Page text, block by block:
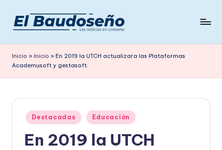
Saltar
contenido
e
ri
d
en
Inicio » Inicio » En 2019 la UTCH actualizara las Plataformas
Academusoft y gestasoft.
Publicado
en
Destacadas Educación
En 2019 la UTCH